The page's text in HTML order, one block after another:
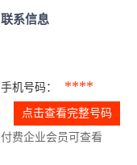
联系信息
手机号码： ****
点击查看完整号码
付费企业会员可查看